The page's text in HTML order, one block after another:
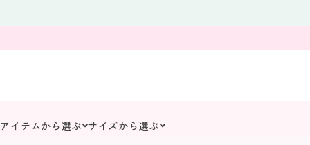
アイテムから選ぶ サイズから選ぶ